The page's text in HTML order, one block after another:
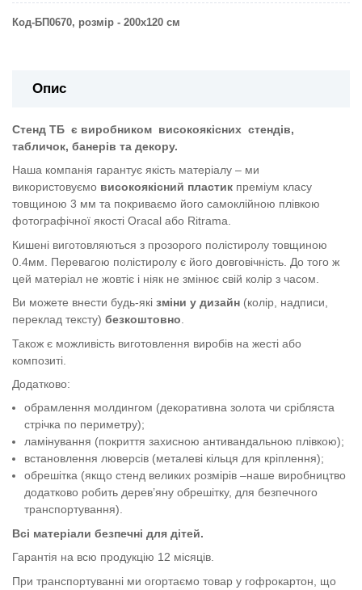
Код-БП0670, розмір - 200х120 см
Опис
Стенд ТБ є виробником високоякісних стендів,
табличок, банерів та декору.
Наша компанія гарантує якість матеріалу – ми
використовуємо високоякісний пластик преміум класу
товщиною 3 мм та покриваємо його самоклійною плівкою
фотографічної якості Oracal або Ritrama.
Кишені виготовляються з прозорого полістиролу товщиною
0.4мм. Перевагою полістиролу є його довговічність. До того ж
цей матеріал не жовтіє і ніяк не змінює свій колір з часом.
Ви можете внести будь-які зміни у дизайн (колір, надписи,
переклад тексту) безкоштовно.
Також є можливість виготовлення виробів на жесті або
композиті.
Додатково:
обрамлення молдингом (декоративна золота чи срібляста
стрічка по периметру);
ламінування (покриття захисною антивандальною плівкою);
встановлення люверсів (металеві кільця для кріплення);
обрешітка (якщо стенд великих розмірів –наше виробництво
додатково робить дерев’яну обрешітку, для безпечного
транспортування).
Всі матеріали безпечні для дітей.
Гарантія на всю продукцію 12 місяців.
При транспортуванні ми огортаємо товар у гофрокартон, що